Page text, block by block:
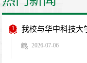
1 我校与华中科技大
2026-07-06